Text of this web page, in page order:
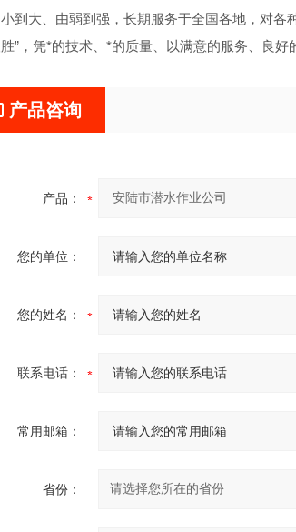
到大、由弱到强，长期服务于全国各地，对各
”，凭*的技术、*的质量、以满意的服务、良好
产品咨询
产品：
您的单位：
您的姓名：
联系电话：
常用邮箱：
省份：